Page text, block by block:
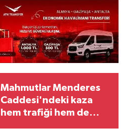
Mahmutlar Menderes
Caddesi'ndeki kaza
hem trafiği hem de